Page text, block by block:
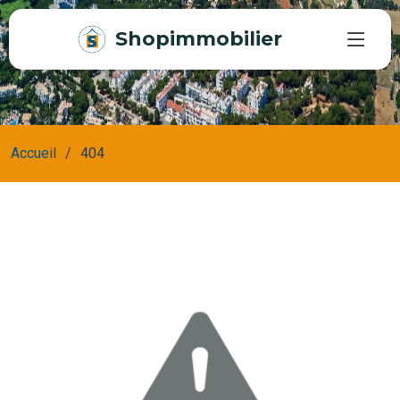
Shopimmobilier
Accueil 404